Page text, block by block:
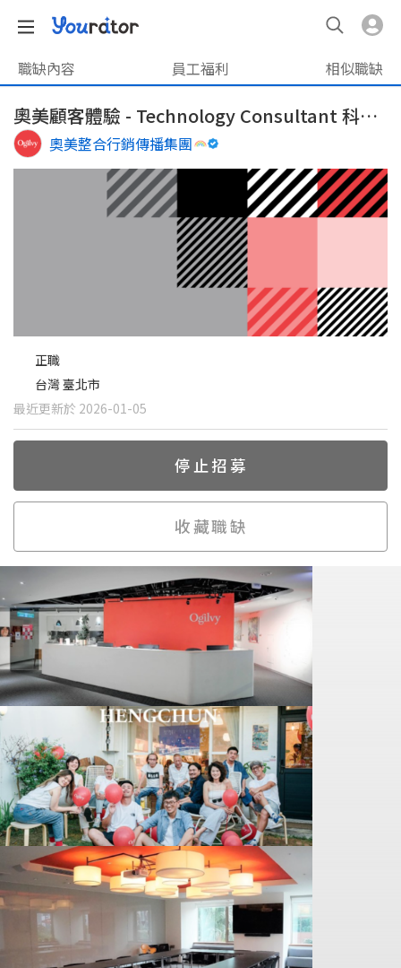
職缺內容 員工福利 相似職缺
奧美顧客體驗 - Technology Consultant 科技顧問 / 數位發展與轉型顧問
奧美整合行銷傳播集團
正職
台灣 臺北市
最近更新於 2026-01-05
停止招募
收藏職缺